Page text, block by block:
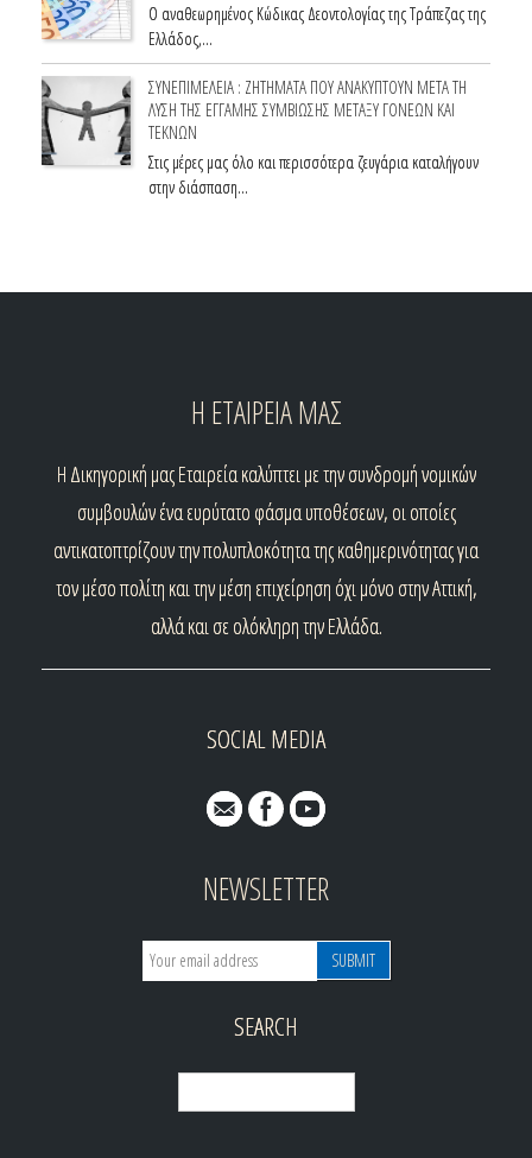
Ο αναθεωρημένος Κώδικας Δεοντολογίας της Τράπεζας της
Ελλάδος,…
ΣΥΝΕΠΙΜΕΛΕΙΑ : ΖΗΤΗΜΑΤΑ ΠΟΥ ΑΝΑΚΥΠΤΟΥΝ ΜΕΤΑ ΤΗ
ΛΥΣΗ ΤΗΣ ΕΓΓΑΜΗΣ ΣΥΜΒΙΩΣΗΣ ΜΕΤΑΞΥ ΓΟΝΕΩΝ ΚΑΙ
ΤΕΚΝΩΝ
Στις μέρες μας όλο και περισσότερα ζευγάρια καταλήγουν
στην διάσπαση…
Η ΕΤΑΙΡΕΙΑ ΜΑΣ
H Δικηγορική μας Εταιρεία καλύπτει με την συνδρομή νομικών
συμβουλών ένα ευρύτατο φάσμα υποθέσεων, οι οποίες
αντικατοπτρίζουν την πολυπλοκότητα της καθημερινότητας για
τον μέσο πολίτη και την μέση επιχείρηση όχι μόνο στην Αττική,
αλλά και σε ολόκληρη την Ελλάδα.
SOCIAL MEDIA
NEWSLETTER
SEARCH